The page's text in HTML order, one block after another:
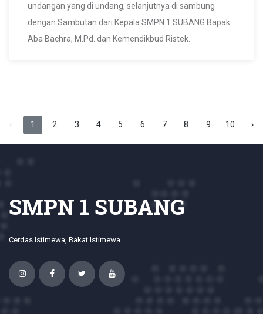
undangan yang di undang, selanjutnya di sambung
dengan Sambutan dari Kepala SMPN 1 SUBANG Bapak
Aba Bachra, M.Pd. dan Kemendikbud Ristek.
‹ 1 2 3 4 5 6 7 8 9 10 ›
SMPN 1 SUBANG
Cerdas Istimewa, Bakat Istimewa